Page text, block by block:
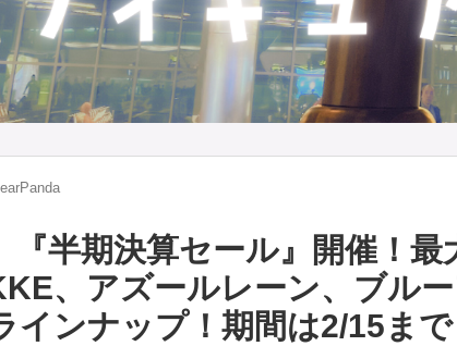
『半期決算セール』開催！最
、アズールレーン、ブル
インナップ！期間は2/15まで